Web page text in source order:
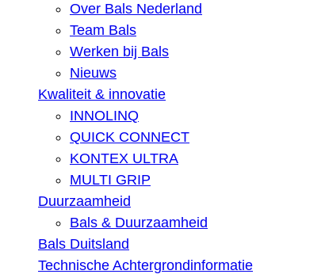
Over Bals Nederland
Team Bals
Werken bij Bals
Nieuws
Kwaliteit & innovatie
INNOLINQ
QUICK CONNECT
KONTEX ULTRA
MULTI GRIP
Duurzaamheid
Bals & Duurzaamheid
Bals Duitsland
Technische Achtergrondinformatie